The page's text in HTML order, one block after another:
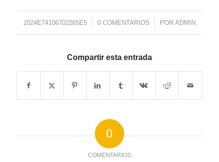
2024E74106702265E5
/ 0 COMENTARIOS
/ POR ADMIN
Compartir esta entrada
0
COMENTARIOS